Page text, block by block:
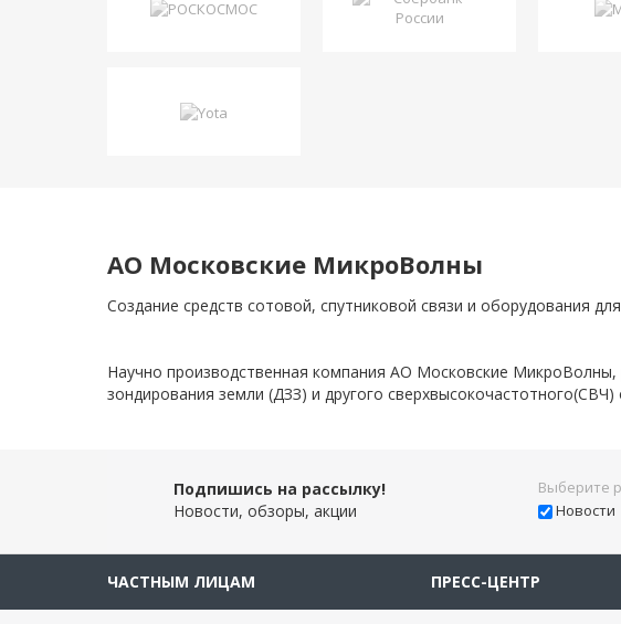
АО Московские МикроВолны
Создание средств сотовой, спутниковой связи и оборудования
Научно производственная компания АО Московские МикроВолны,
зондирования земли (ДЗЗ) и другого сверхвысокочастотного(СВЧ)
Подпишись на рассылку!
Новости, обзоры, акции
Выберите
Новости
ЧАСТНЫМ ЛИЦАМ ПРЕСС-ЦЕНТР